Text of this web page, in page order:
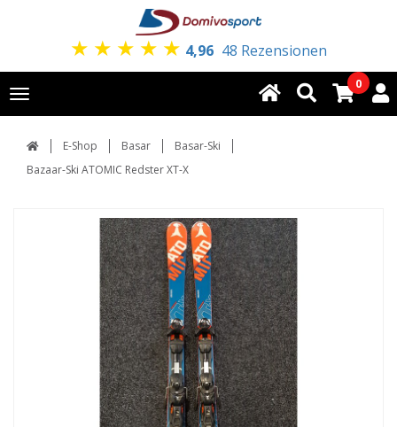
★ ★ ★ ★ ★ 4,96 48 Rezensionen
Toggle
navigation
0
E-Shop Basar
Basar-Ski
Bazaar-Ski ATOMIC Redster XT-X